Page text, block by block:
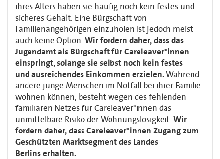
ihres Alters haben sie häufig noch kein festes und
sicheres Gehalt. Eine Bürgschaft von
Familienangehörigen einzuholen ist jedoch meist
auch keine Option. Wir fordern daher, dass das
Jugendamt als Bürgschaftfür Careleaver*innen
einspringt, solange sie selbst noch kein festes
undausreichendes Einkommen erzielen.Während
andere junge Menschen im Notfall bei ihrer Familie
wohnen können, besteht wegen des fehlenden
familiären Netzes fürCareleaver*innen das
unmittelbare Risiko der Wohnungslosigkeit. Wir
fordern daher,dass Careleaver*innen Zugang zum
Geschützten Marktsegment des Landes
Berlinserhalten.